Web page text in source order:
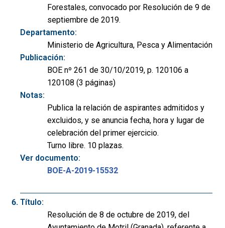
Forestales, convocado por Resolución de 9 de
septiembre de 2019.
Departamento:
Ministerio de Agricultura, Pesca y Alimentación
Publicación:
BOE nº 261 de 30/10/2019, p. 120106 a
120108 (3 páginas)
Notas:
Publica la relación de aspirantes admitidos y
excluidos, y se anuncia fecha, hora y lugar de
celebración del primer ejercicio.
Turno libre. 10 plazas.
Ver documento:
BOE-A-2019-15532
Título:
Resolución de 8 de octubre de 2019, del